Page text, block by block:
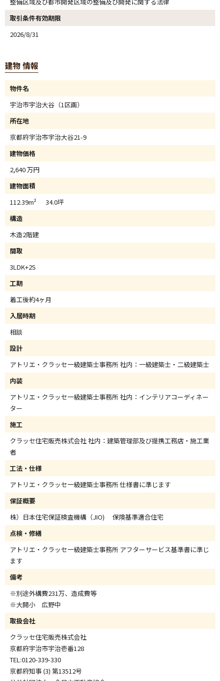
取引条件有効期限
2026/8/31
建物 情報
物件名
宇治市宇治大谷（1区画）
所在地
京都府宇治市宇治大谷21-9
建物価格
2,640 万円
建物面積
112.39m² 34.0坪
構造
木造2階建
間取
3LDK+2S
工期
着工後約4ヶ月
入居時期
相談
設計
アトリエ・クラッセ一級建築士事務所 社内：一級建築士・二級建築士
内装
アトリエ・クラッセ一級建築士事務所 社内：インテリアコーディネー
ター
施工
クラッセ住宅販売株式会社 社内：建築管理部及び提携工務店・施工業
者
工法・仕様
アトリエ・クラッセ一級建築士事務所 仕様書に準じます
保証概要
株）日本住宅保証検査機構（JIO) 保険基準適合住宅
点検・修繕
アトリエ・クラッセ一級建築士事務所 アフターサービス基準書に準じ
ます
備考
※別途外構費231万、造成費等
※大開小 広野中
取扱会社
クラッセ住宅販売株式会社
京都府宇治市宇治壱番128
TEL:0120-339-330
京都府知事 (3) 第13512号